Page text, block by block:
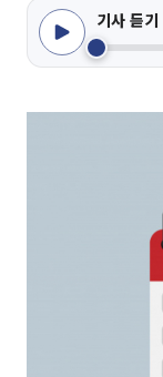
기사 듣기